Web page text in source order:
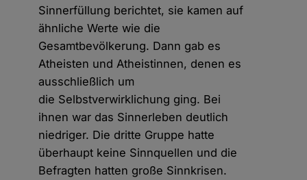
Sinnerfüllung berichtet, sie kamen auf
ähnliche Werte wie die
Gesamtbevölkerung. Dann gab es
Atheisten und Atheistinnen, denen es
ausschließlich um
die Selbstverwirklichung ging. Bei
ihnen war das Sinnerleben deutlich
niedriger. Die dritte Gruppe hatte
überhaupt keine Sinnquellen und die
Befragten hatten große Sinnkrisen.